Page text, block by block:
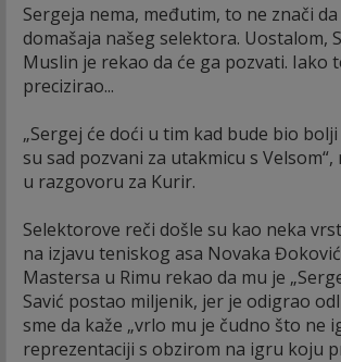
Sergeja nema, međutim, to ne znači
domašaja našeg selektora. Uostalom,
Muslin je rekao da će ga pozvati. Iako
precizirao...
„Sergej će doći u tim kad bude bio
su sad pozvani za utakmicu s
u razgovoru za Kurir.
Selektorove reči došle su kao neka
na izjavu teniskog asa Novaka
Mastersa u Rimu rekao da mu je
Savić postao miljenik, jer je odigrao
sme da kaže „vrlo mu je čudno što ne
reprezentaciji s obzirom na igru koju